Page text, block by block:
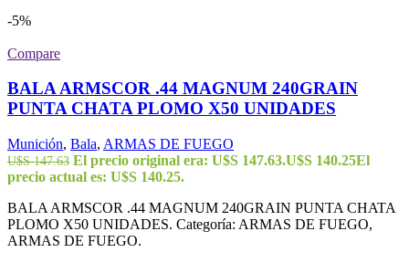
-5%
Compare
BALA ARMSCOR .44 MAGNUM 240GRAIN
PUNTA CHATA PLOMO X50 UNIDADES
Munición, Bala, ARMAS DE FUEGO
U$S147.63 El precio original era: U$S 147.63.U$S 140.25El
precio actual es: U$S 140.25.
BALA ARMSCOR .44 MAGNUM 240GRAIN PUNTA CHATA
PLOMO X50 UNIDADES. Categoría: ARMAS DE FUEGO,
ARMAS DE FUEGO.